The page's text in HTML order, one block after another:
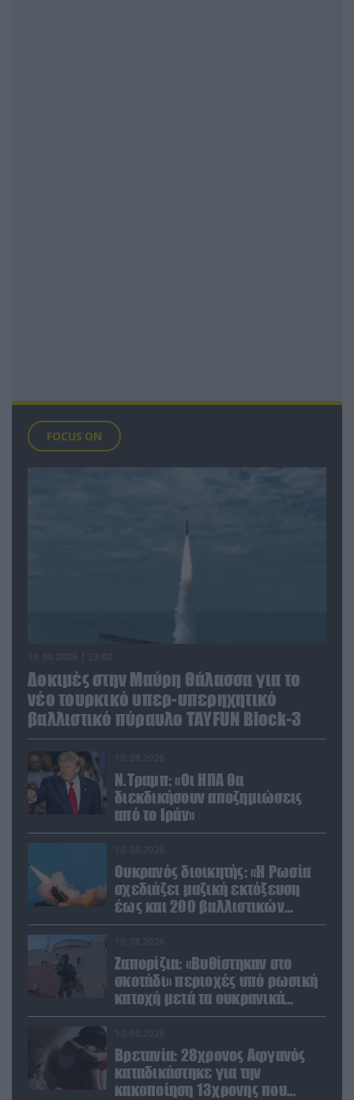
FOCUS ON
Δοκιμές στην Μαύρη Θάλασσα για το
νέο τουρκικό υπερ-υπερηχητικό
βαλλιστικό πύραυλο TAYFUN Block-3
Ν.Τραμπ: «Οι ΗΠΑ θα
διεκδικήσουν αποζημιώσεις
από το Ιράν»
Ουκρανός διοικητής: «Η Ρωσία
σχεδιάζει μαζική εκτόξευση
έως και 200 βαλλιστικών
πυραύλων»
Ζαπορίζια: «Βυθίστηκαν στο
σκοτάδι» περιοχές υπό ρωσική
κατοχή μετά τα ουκρανικά
πλήγματα
Βρετανία: 28χρονος Αφγανός
καταδικάστηκε για την
κακοποίηση 13χρονης που